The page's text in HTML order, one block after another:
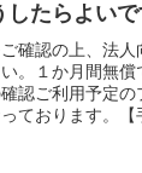
たらよいで
確認の上、法人
。１か月間無償
認ご利用予定
ております。【